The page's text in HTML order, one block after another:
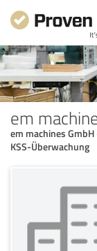
em
em machines
KSS-Überwachung